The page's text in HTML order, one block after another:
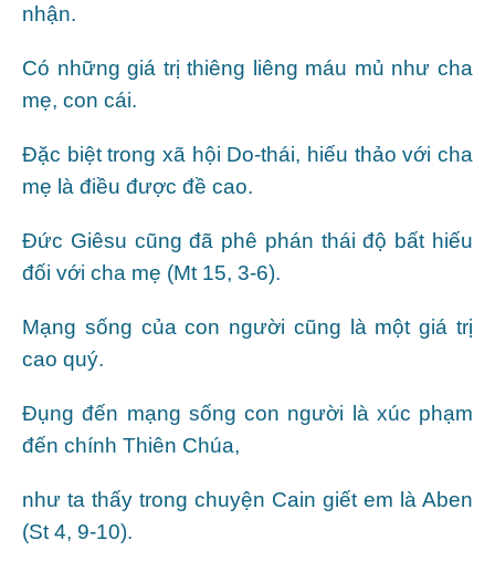
nhận.
Có những giá trị thiêng liêng máu mủ như cha
mẹ, con cái.
Đặc biệt trong xã hội Do-thái, hiếu thảo với cha
mẹ là điều được đề cao.
Đức Giêsu cũng đã phê phán thái độ bất hiếu
đối với cha mẹ (Mt 15, 3-6).
Mạng sống của con người cũng là một giá trị
cao quý.
Đụng đến mạng sống con người là xúc phạm
đến chính Thiên Chúa,
như ta thấy trong chuyện Cain giết em là Aben
(St 4, 9-10).